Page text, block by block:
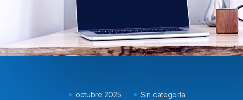
octubre 2025
Sin categoría